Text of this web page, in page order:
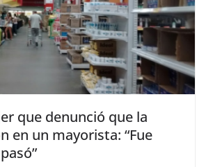
que denunció que la
en un mayorista: “Fue